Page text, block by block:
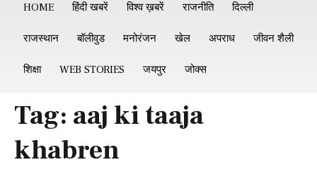
HOME हिंदी खबरें विश्व ख़बरें राजनीति दिल्ली
राजस्थान बॉलीवुड मनोरंजन खेल अपराध जीवन शैली
शिक्षा WEB STORIES जयपुर जोक्स
Tag: aaj ki taaja
khabren